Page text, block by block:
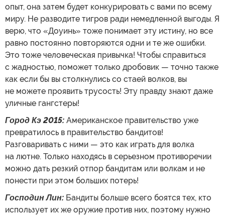
опыт, она затем будет конкурировать с вами по всему
миру. Не разводите тигров ради немедленной выгоды. Я
верю, что «Доуинь» тоже понимает эту истину, но все
равно постоянно повторяются одни и те же ошибки.
Это тоже человеческая привычка! Чтобы справиться
с жадностью, поможет только дробовик — точно также
как если бы вы столкнулись со стаей волков, вы
не можете проявить трусость! Эту правду знают даже
уличные гангстеры!
Город Кэ 2015: Американское правительство уже
превратилось в правительство бандитов!
Разговаривать с ними — это как играть для волка
на лютне. Только находясь в серьезном противоречии
можно дать резкий отпор бандитам или волкам и не
понести при этом больших потерь!
Господин Лин: Бандиты больше всего боятся тех, кто
использует их же оружие против них, поэтому нужно